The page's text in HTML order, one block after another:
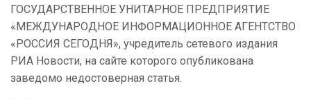
ГОСУДАРСТВЕННОЕ УНИТАРНОЕ ПРЕДПРИЯТИЕ
«МЕЖДУНАРОДНОЕ ИНФОРМАЦИОННОЕ АГЕНТСТВО
«РОССИЯ СЕГОДНЯ», учредитель сетевого издания
РИА Новости, на сайте которого опубликована
заведомо недостоверная статья.